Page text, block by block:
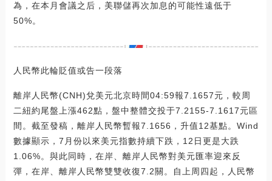
為，在本月會議之后，美聯儲再次加息的可能性遠低于
50%。
人民幣此輪貶值或告一段落
離岸人民幣(CNH)兌美元北京時間04:59報7.1657元，較周
二紐約尾盤上漲462點，盤中整體交投于7.2155-7.1617元區
間。截至發稿，離岸人民幣暫報7.1656，升值12基點。Wind
數據顯示，7月份以來美元指數持續下跌，12日更是大跌
1.06%。與此同時，在岸、離岸人民幣對美元匯率迎來反
彈，在岸、離岸人民幣雙雙收復7.2關。自上周四起，人民幣